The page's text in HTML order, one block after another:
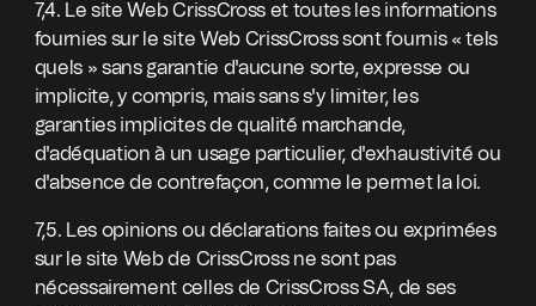
7,4. Le site Web CrissCross et toutes les informations
fournies sur le site Web CrissCross sont fournis « tels
quels » sans garantie d'aucune sorte, expresse ou
implicite, y compris, mais sans s'y limiter, les
garanties implicites de qualité marchande,
d'adéquation à un usage particulier, d'exhaustivité ou
d'absence de contrefaçon, comme le permet la loi.
7,5. Les opinions ou déclarations faites ou exprimées
sur le site Web de CrissCross ne sont pas
nécessairement celles de CrissCross SA, de ses